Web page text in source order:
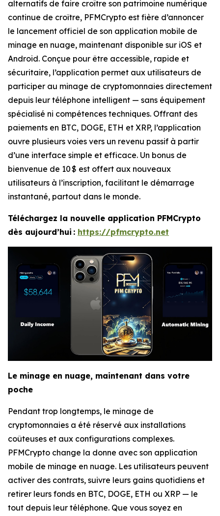
alternatifs de faire croître son patrimoine numérique
continue de croître, PFMCrypto est fière d’annoncer
le lancement officiel de son application mobile de
minage en nuage, maintenant disponible sur iOS et
Android. Conçue pour être accessible, rapide et
sécuritaire, l’application permet aux utilisateurs de
participer au minage de cryptomonnaies directement
depuis leur téléphone intelligent — sans équipement
spécialisé ni compétences techniques. Offrant des
paiements en BTC, DOGE, ETH et XRP, l’application
ouvre plusieurs voies vers un revenu passif à partir
d’une interface simple et efficace. Un bonus de
bienvenue de 10 $ est offert aux nouveaux
utilisateurs à l’inscription, facilitant le démarrage
instantané, partout dans le monde.
Téléchargez la nouvelle application PFMCrypto
dès aujourd’hui : https://pfmcrypto.net
Le minage en nuage, maintenant dans votre
poche
Pendant trop longtemps, le minage de
cryptomonnaies a été réservé aux installations
coûteuses et aux configurations complexes.
PFMCrypto change la donne avec son application
mobile de minage en nuage. Les utilisateurs peuvent
activer des contrats, suivre leurs gains quotidiens et
retirer leurs fonds en BTC, DOGE, ETH ou XRP — le
tout depuis leur téléphone. Que vous soyez en